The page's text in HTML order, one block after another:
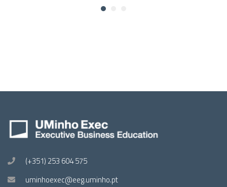
(+351) 253 604 575
uminhoexec@eeg.uminho.pt